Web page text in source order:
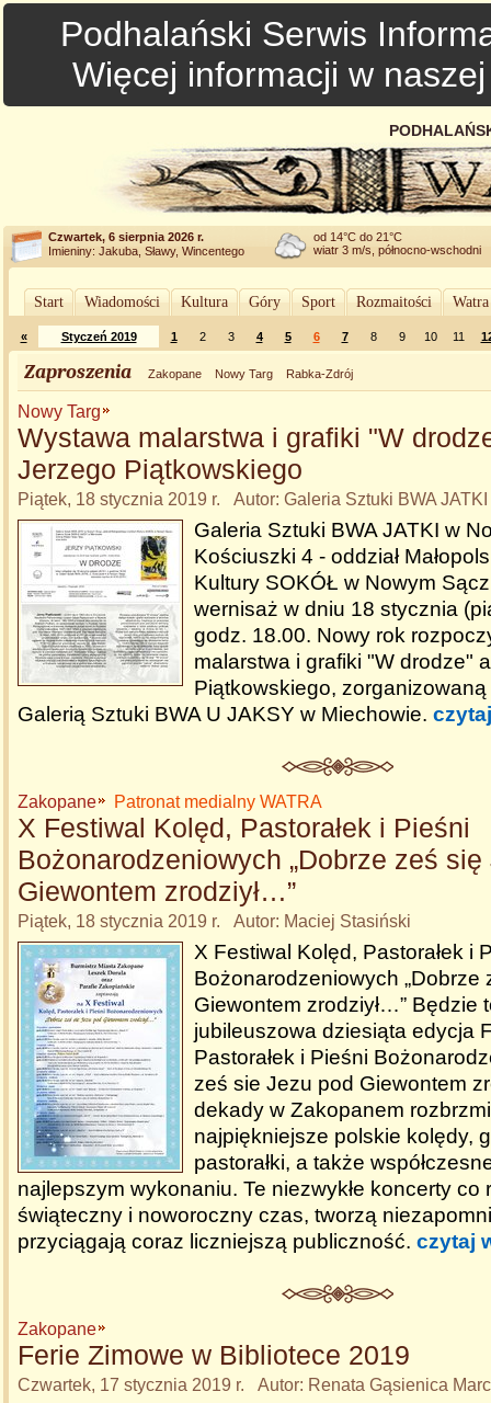
Podhalański Serwis
Więcej informacji w
Czwartek, 6 sierpnia 2026 r.
Imieniny: Jakuba, Sławy, Wincentego
od 14°C do 21°C
wiatr 3 m/s, północno-wschodni
Start Wiadomości Kultura Góry Sport Rozmaitości
« Styczeń 2019 1 2 3 4 5 6 7 8 9 10 11
Zaproszenia Zakopane Nowy Targ Rabka-Zdrój
Nowy Targ
Wystawa malarstwa i grafiki "W
Jerzego Piątkowskiego
Piątek, 18 stycznia 2019 r. Autor: Galeria Sztuki BWA JATKI
Galeria Sztuki BWA JATKI w
Kościuszki 4 - oddział
Kultury SOKÓŁ w Nowym
wernisaż w dniu 18 stycznia
godz. 18.00. Nowy rok
malarstwa i grafiki "W drodze"
Piątkowskiego, zorganizowaną
Galerią Sztuki BWA U JAKSY w Miechowie.
Zakopane Patronat medialny WATRA
X Festiwal Kolęd, Pastorałek i Pieśni
Bożonarodzeniowych „Dobrze ześ
Giewontem zrodziył…”
Piątek, 18 stycznia 2019 r. Autor: Maciej Stasiński
X Festiwal Kolęd, Pastorałek i
Bożonarodzeniowych „Dobrze
Giewontem zrodziył…” Będzie
jubileuszowa dziesiąta edycja
Pastorałek i Pieśni
ześ sie Jezu pod Giewontem
dekady w Zakopanem
najpiękniejsze polskie kolędy,
pastorałki, a także
najlepszym wykonaniu. Te niezwykłe koncerty co
świąteczny i noworoczny czas, tworzą
przyciągają coraz liczniejszą publiczność. czytaj
Zakopane
Ferie Zimowe w Bibliotece 2019
Czwartek, 17 stycznia 2019 r. Autor: Renata Gąsienica